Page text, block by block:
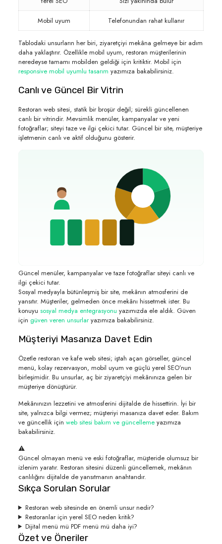
Mobil uyum Telefonundan rahat kullanır
Tablodaki unsurların her biri, ziyaretçiyi mekâna gelmeye bir adım
daha yaklaştırır. Özellikle mobil uyum, restoran müşterilerinin
neredeyse tamamı mobilden geldiği için kritiktir. Mobil için
responsive mobil uyumlu tasarım yazımıza bakabilirsiniz.
Canlı ve Güncel Bir Vitrin
Restoran web sitesi, statik bir broşür değil; sürekli güncellenen
canlı bir vitrindir. Mevsimlik menüler, kampanyalar ve yeni
fotoğraflar; siteyi taze ve ilgi çekici tutar. Güncel bir site, müşteriye
işletmenin canlı ve aktif olduğunu gösterir.
Güncel menüler, kampanyalar ve taze fotoğraflar siteyi canlı ve
ilgi çekici tutar.
Sosyal medyayla bütünleşmiş bir site, mekânın atmosferini de
yansıtır. Müşteriler, gelmeden önce mekânı hissetmek ister. Bu
konuyu sosyal medya entegrasyonu yazımızda ele aldık. Güven
için güven veren unsurlaryazımıza bakabilirsiniz.
Müşteriyi Masanıza Davet Edin
Özetle restoran ve kafe web sitesi; iştah açan görseller, güncel
menü, kolay rezervasyon, mobil uyum ve güçlü yerel SEO’nun
birleşimidir. Bu unsurlar, aç bir ziyaretçiyi mekânınıza gelen bir
müşteriye dönüştürür.
Mekânınızın lezzetini ve atmosferini dijitalde de hissettirin. İyi bir
site, yalnızca bilgi vermez; müşteriyi masanıza davet eder. Bakım
ve güncellik için web sitesi bakım ve güncellemeyazımıza
bakabilirsiniz.
⚠️
Güncel olmayan menü ve eski fotoğraflar, müşteride olumsuz bir
izlenim yaratır. Restoran sitesini düzenli güncellemek, mekânın
canlılığını dijitalde de yansıtmanın anahtarıdır.
Sıkça Sorulan Sorular
Restoran web sitesinde en önemli unsur nedir?
Restoranlar için yerel SEO neden kritik?
Dijital menü mü PDF menü mü daha iyi?
Özet ve Öneriler